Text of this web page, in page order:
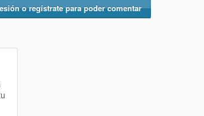
o regístrate para poder comentar